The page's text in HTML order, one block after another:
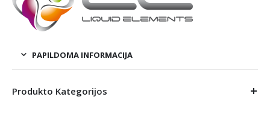
PAPILDOMA INFORMACIJA
Produkto Kategorijos